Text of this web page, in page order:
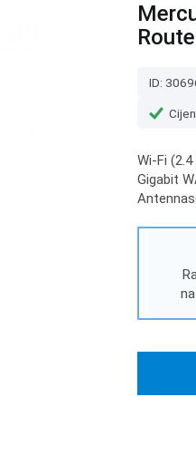
ID:
Wi-Fi
Gigabit